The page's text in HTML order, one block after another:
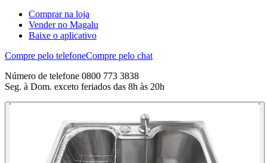
Comprar na loja
Vender no Magalu
Baixe o aplicativo
Compre pelo telefoneCompre pelo chat
Número de telefone 0800 773 3838
Seg. à Dom. exceto feriados das 8h às 20h